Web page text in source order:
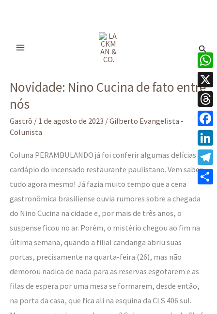
Novidade: Nino Cucina de fato entre
nós
Gastrô / 1 de agosto de 2023 /Gilberto Evangelista -
Colunista
Coluna PERAMBULANDO já foi conferir algumas delícias do
cardápio do incensado restaurante paulistano. Vem saber
tudo agora mesmo! Já fazia muito tempo que a cena
gastronômica brasiliense ouvia rumores sobre a chegada
do Nino Cucina na cidade e, por mais de três anos, o
suspense ficou no ar. Porém, o mistério chegou ao fim na
última semana, quando a filial candanga abriu suas
portas, precisamente na quarta-feira (26), mas não
demorou nadica de nada para as reservas esgotarem e as
filas de espera por uma mesa se formarem, desde então,
na porta da casa, que fica ali na esquina da CLS 406 sul.
Nino
Cucina
de
fato
nós
X